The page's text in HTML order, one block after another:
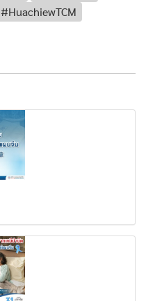
#HuachiewTCM